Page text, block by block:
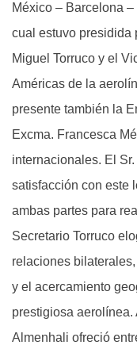
México – Barcelona
cual estuvo presidida
Miguel Torruco y el
Américas de la
presente también la
Excma. Francesca
internacionales. El
satisfacción con este
ambas partes para
Secretario Torruco
relaciones
y el acercamiento
prestigiosa
Almenhali ofreció